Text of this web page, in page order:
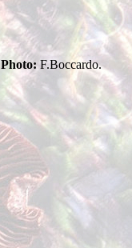
Photo:F.Boccardo.